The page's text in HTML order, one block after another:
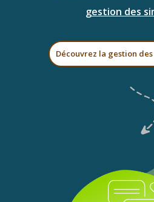
gestion des
Découvrez la gestion